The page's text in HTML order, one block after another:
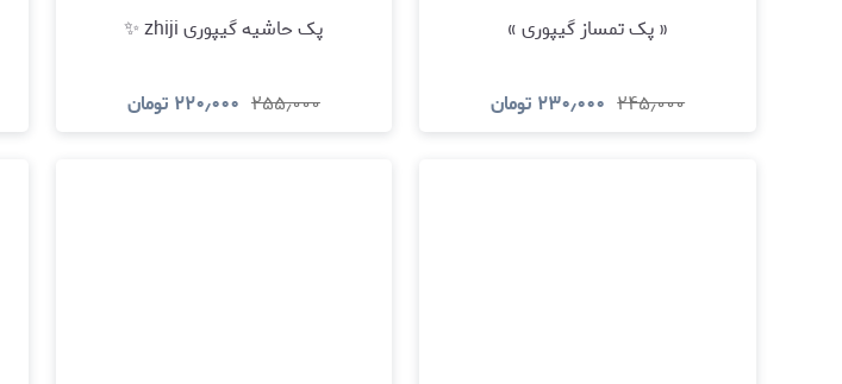
« پک تمساز گیپوری »
۲۴۵٫۰۰۰ ۲۳۰٫۰۰۰ تومان
پک حاشیه گیپوری zhiji ✨
۲۵۵٫۰۰۰ ۲۲۰٫۰۰۰ تومان